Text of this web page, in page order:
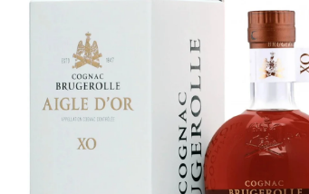
Odporúčame